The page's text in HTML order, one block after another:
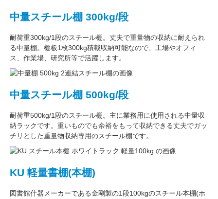
中量スチール棚 300kg/段
耐荷重300kg/1段のスチール棚。丈夫で重量物の収納に耐えられ
る中量棚。 棚板1枚300kg積載収納可能なので、工場やオフィ
ス、作業場、研究所等で活躍します。
中量スチール棚 500kg/段
耐荷重500kg/1段のスチール棚。主に業務用に使用される中量収
納ラックです。重いものでも余裕をもって収納できる丈夫でガッ
チリとした重量物収納専用のスチール棚です。
KU 軽量書棚(本棚)
図書館什器メーカーである金剛製の1段100kgのスチール本棚(ホ